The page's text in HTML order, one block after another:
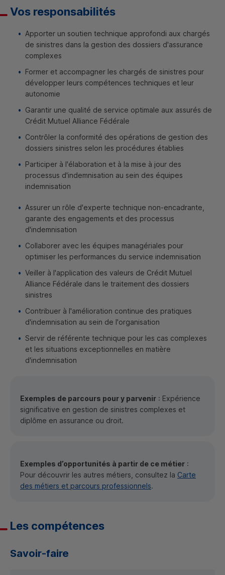
Vos responsabilités
Apporter un soutien technique approfondi aux chargés
de sinistres dans la gestion des dossiers d'assurance
complexes
Former et accompagner les chargés de sinistres pour
développer leurs compétences techniques et leur
autonomie
Garantir une qualité de service optimale aux assurés de
Crédit Mutuel Alliance Fédérale
Contrôler la conformité des opérations de gestion des
dossiers sinistres selon les procédures établies
Participer à l'élaboration et à la mise à jour des
processus d'indemnisation au sein des équipes
indemnisation
Assurer un rôle d'experte technique non-encadrante,
garante des engagements et des processus
d'indemnisation
Collaborer avec les équipes managériales pour
optimiser les performances du service indemnisation
Veiller à l'application des valeurs de Crédit Mutuel
Alliance Fédérale dans le traitement des dossiers
sinistres
Contribuer à l'amélioration continue des pratiques
d'indemnisation au sein de l'organisation
Servir de référente technique pour les cas complexes
et les situations exceptionnelles en matière
d'indemnisation
Exemples de parcours pour y parvenir : Expérience
significative en gestion de sinistres complexes et
diplôme en assurance ou droit.
Exemples d’opportunités à partir de ce métier :
Pour découvrir les autres métiers, consultez la Carte
des métiers et parcours professionnels.
Les compétences
Savoir-faire